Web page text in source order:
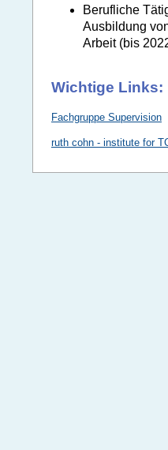
Berufliche
Ausbildung
Arbeit (bis
Wichtige Links:
Fachgruppe Supervision
ruth cohn - institute for